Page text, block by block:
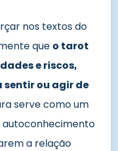
nos textos do
que o tarot
e riscos,
sentir ou agir de
serve como um
a relação